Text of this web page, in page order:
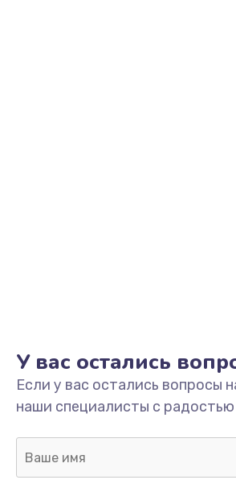
У вас остались
Если у вас остались вопросы
наши специалисты с